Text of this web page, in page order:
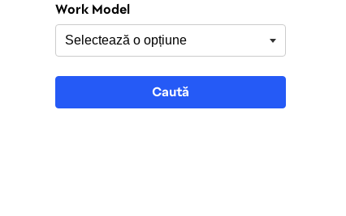
Work Model
Caută